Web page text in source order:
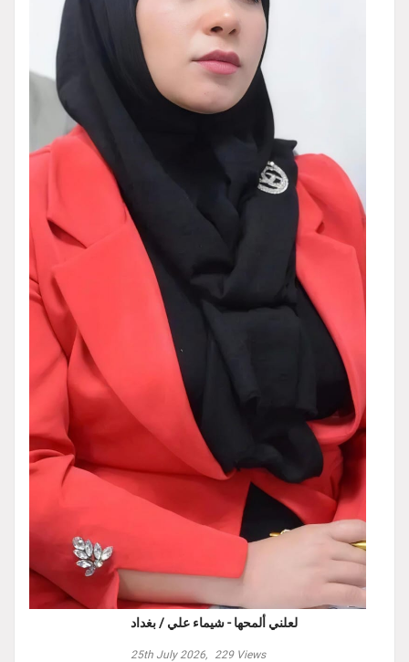
لعلني ألمحها - شيماء علي / بغداد
25th July 2026, 229Views